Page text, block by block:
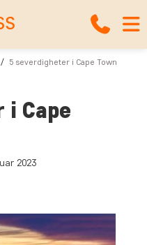
5 severdigheter i Cape Town
Cape
2023